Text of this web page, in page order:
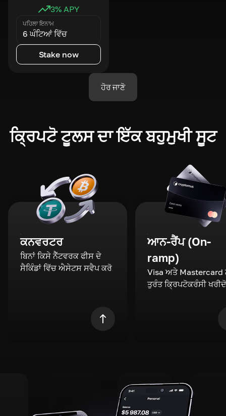
3% APY
ਪਹਿਲਾ ਇਨਾਮ
6 ਘੰਟਿਆਂ ਵਿੱਚ
Stake now
ਹੋਰ ਜਾਣੋ
ਕ੍ਰਿਪਟੋ ਟੂਲਸ ਦਾ ਇੱਕ ਬਹੁਮੁਖੀ ਸੂਟ
ਕਨਵਰਟਰ
ਬਿਨਾਂ ਕਿਸੇ ਨੈੱਟਵਰਕ ਫੀਸ ਦੇ
ਸੈਕਿੰਡਾਂ ਵਿੱਚ ਐਸੇਟਸ ਸਵੈਪ ਕਰੋ
ਆਨ-ਰੈਂਪ (On-
ramp)
Visa ਅਤੇ Mastercard
ਤੁਰੰਤ ਕ੍ਰਿਪਟੋਕਰੰਸੀ ਖਰੀਦੋ